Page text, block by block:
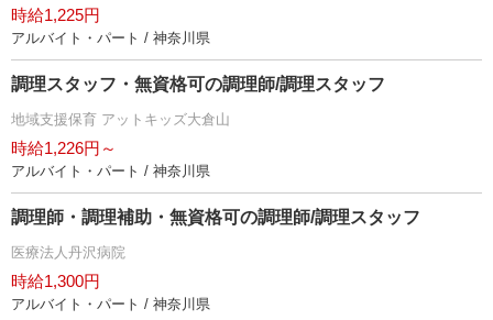
時給1,225円
アルバイト・パート / 神奈川県
調理スタッフ・無資格可の調理師/調理スタッフ
地域支援保育 アットキッズ大倉山
時給1,226円～
アルバイト・パート / 神奈川県
調理師・調理補助・無資格可の調理師/調理スタッフ
医療法人丹沢病院
時給1,300円
アルバイト・パート / 神奈川県